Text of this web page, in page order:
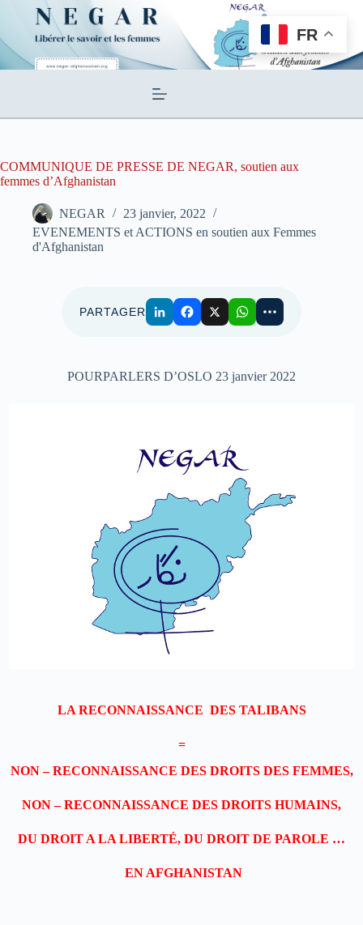
contenu
COMMUNIQUE DE PRESSE DE NEGAR, soutien aux
femmes d’Afghanistan
NEGAR
23 janvier, 2022
EVENEMENTS et ACTIONS en soutien aux Femmes
d'Afghanistan
PARTAGER
POURPARLERS D’OSLO 23 janvier 2022
LA RECONNAISSANCE DES TALIBANS
=
NON – RECONNAISSANCE DES DROITS DES FEMMES,
NON – RECONNAISSANCE DES DROITS HUMAINS,
DU DROIT A LA LIBERTÉ, DU DROIT DE PAROLE …
EN AFGHANISTAN
FR